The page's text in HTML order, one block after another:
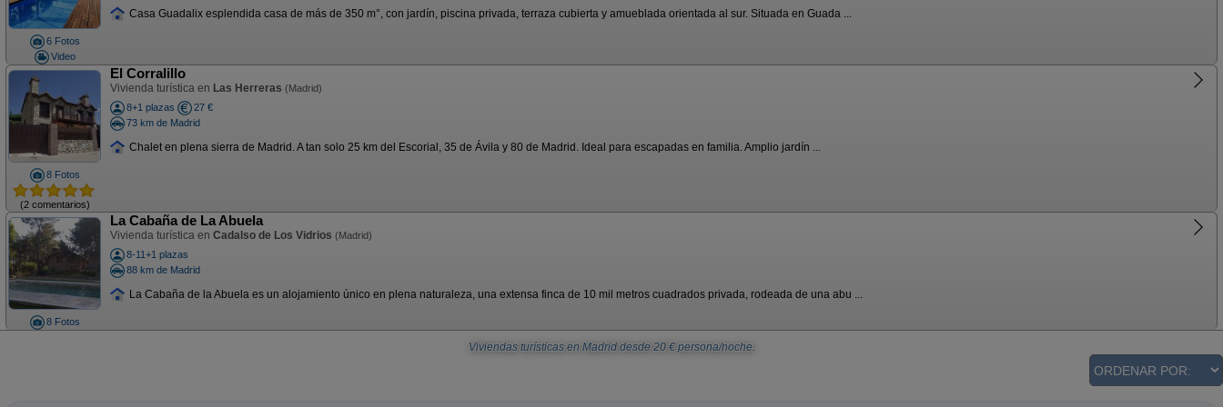
6 Fotos
Video
Casa Guadalix esplendida casa de más de 350 m°, con jardín, piscina privada, terraza cubierta y amueblada orientada al sur. Situada en Guada ...
8 Fotos
(2 comentarios)
El Corralillo
Vivienda turística en Las Herreras (Madrid)
8+1 plazas
27 €
73 km de Madrid
Chalet en plena sierra de Madrid. A tan solo 25 km del Escorial, 35 de Ávila y 80 de Madrid. Ideal para escapadas en familia. Amplio jardín ...
8 Fotos
La Cabaña de La Abuela
Vivienda turística en Cadalso de Los Vidrios (Madrid)
8-11+1 plazas
88 km de Madrid
La Cabaña de la Abuela es un alojamiento único en plena naturaleza, una extensa finca de 10 mil metros cuadrados privada, rodeada de una abu ...
Viviendas turísticas en Madriddesde 20€ persona/noche.